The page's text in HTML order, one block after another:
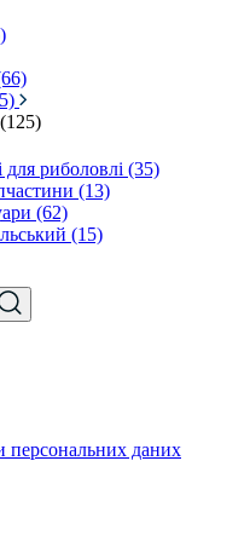
для риболовлі (35)
(13)
(62)
(15)
персональних даних